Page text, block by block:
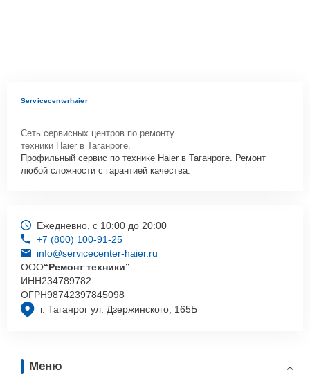
Servicecenterhaier
Сеть сервисных центров по ремонту
техники Haier в Таганроге.
Профильный сервис по технике Haier в Таганроге. Ремонт
любой сложности с гарантией качества.
г. Таганрог ул. Дзержинского, 165Б
Ежедневно, с 10:00 до 20:00
+7 (800) 100-91-25
info@servicecenter-haier.ru
ООО“Ремонт техники”
ИНН234789782
ОГРН98742397845098
Меню